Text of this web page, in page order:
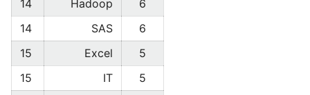
14 Hadoop
6
14
SAS
6
15
Excel
5
15
IT
5